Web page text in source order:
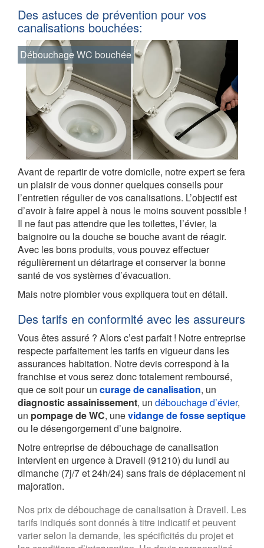
Des astuces de prévention pour vos
canalisations bouchées:
Débouchage WC bouchée
Avant de repartir de votre domicile, notre expert se fera
un plaisir de vous donner quelques conseils pour
l’entretien régulier de vos canalisations. L’objectif est
d’avoir à faire appel à nous le moins souvent possible !
Il ne faut pas attendre que les toilettes, l’évier, la
baignoire ou la douche se bouche avant de réagir.
Avec les bons produits, vous pouvez effectuer
régulièrement un détartrage et conserver la bonne
santé de vos systèmes d’évacuation.
Mais notre plombier vous expliquera tout en détail.
Des tarifs en conformité avec les assureurs
Vous êtes assuré ? Alors c’est parfait ! Notre entreprise
respecte parfaitement les tarifs en vigueur dans les
assurances habitation. Notre devis correspond à la
franchise et vous serez donc totalement remboursé,
que ce soit pour un curage de canalisation, un
diagnostic assainissement, un débouchage d’évier,
un pompage de WC, unevidange de fosse septique
ou le désengorgement d’une baignoire.
Notre entreprise de débouchage de canalisation
intervient en urgence à Draveil (91210) du lundi au
dimanche (7j/7 et 24h/24) sans frais de déplacement ni
majoration.
Nos prix de débouchage de canalisation à Draveil. Les
tarifs indiqués sont donnés à titre indicatif et peuvent
varier selon la demande, les spécificités du projet et